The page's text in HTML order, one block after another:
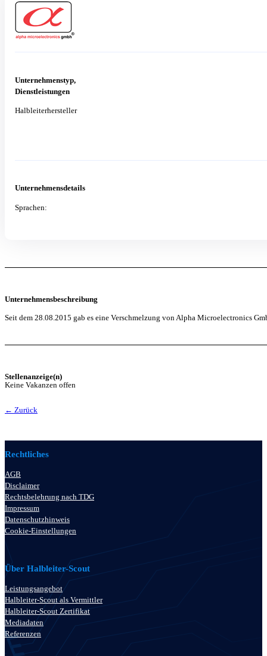
Unternehmenstyp,
Dienstleistungen
Halbleiterhersteller
Unternehmensdetails
Sprachen:
Unternehmensbeschreibung
Seit dem 28.08.2015 gab es eine Verschmelzung von Alpha Microelectronics
Stellenanzeige(n)
Keine Vakanzen offen
← Zurück
Rechtliches
AGB
Disclaimer
Rechtsbelehrung nach TDG
Impressum
Datenschutzhinweis
Cookie-Einstellungen
Über Halbleiter-Scout
Leistungsangebot
Halbleiter-Scout als Vermittler
Halbleiter-Scout Zertifikat
Mediadaten
Referenzen